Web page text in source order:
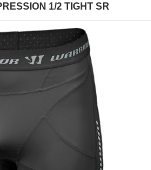
1/2 TIGHT SR